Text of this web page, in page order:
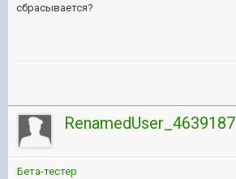
сбрасывается?
RenamedUser_4639187
Бета-тестер